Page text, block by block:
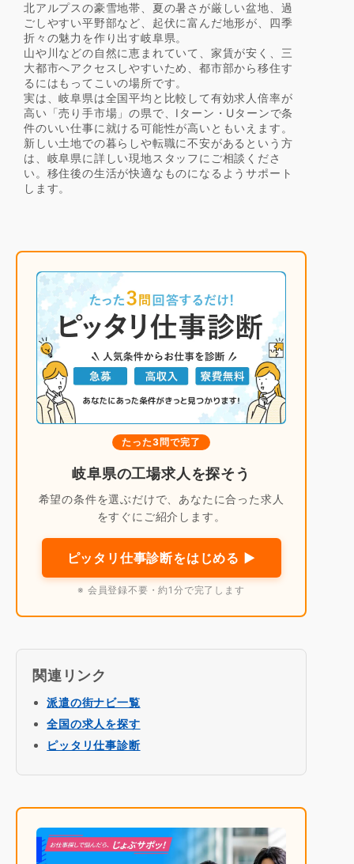
北アルプスの豪雪地帯、夏の暑さが厳しい盆地、過
ごしやすい平野部など、起伏に富んだ地形が、四季
折々の魅力を作り出す岐阜県。
山や川などの自然に恵まれていて、家賃が安く、三
大都市へアクセスしやすいため、都市部から移住す
るにはもってこいの場所です。
実は、岐阜県は全国平均と比較して有効求人倍率が
高い「売り手市場」の県で、Iターン・Uターンで条
件のいい仕事に就ける可能性が高いともいえます。
新しい土地での暮らしや転職に不安があるという方
は、岐阜県に詳しい現地スタッフにご相談くださ
い。移住後の生活が快適なものになるようサポート
します。
たった3問で完了
岐阜県の工場求人を探そう
希望の条件を選ぶだけで、あなたに合った求人
をすぐにご紹介します。
ピッタリ仕事診断をはじめる ▶
※ 会員登録不要・約1分で完了します
関連リンク
派遣の街ナビ一覧
全国の求人を探す
ピッタリ仕事診断